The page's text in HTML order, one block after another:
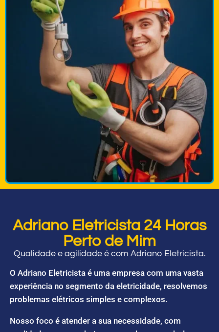
Adriano Eletricista 24 Horas
Perto de Mim
Qualidade e agilidade é com Adriano Eletricista.
O Adriano Eletricista é uma empresa com uma vasta
experiência no segmento da eletricidade, resolvemos
problemas elétricos simples e complexos.
Nosso foco é atender a sua necessidade, com